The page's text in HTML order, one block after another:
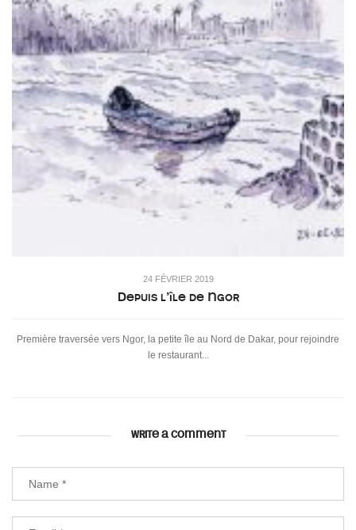
24 FÉVRIER 2019
Depuis l’île de Ngor
Première traversée vers Ngor, la petite île au Nord de Dakar, pour rejoindre
le restaurant...
WRITE A COMMENT